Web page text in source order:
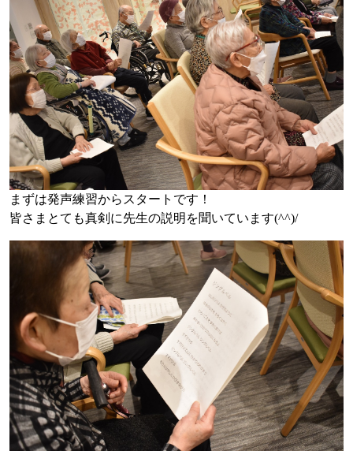
まずは発声練習からスタートです！
皆さまとても真剣に先生の説明を聞いています(^^)/